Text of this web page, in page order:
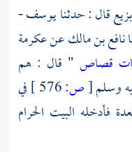
قال : حدثنايوسف -
نافع بن مالكعنعكرمة
قصاص " قال : هم
وسلم[ص:
في
فأدخله البيت الحرام